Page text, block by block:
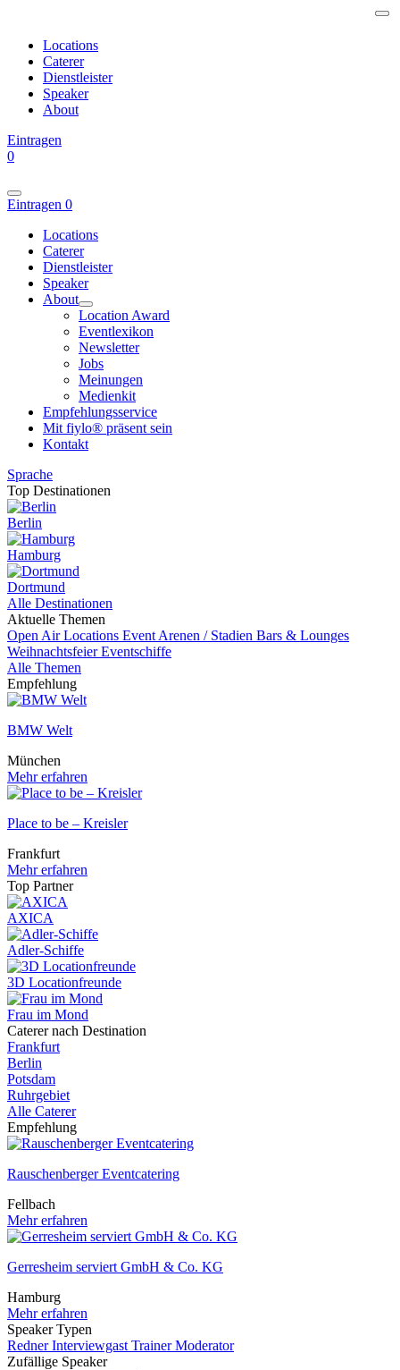
Locations
Caterer
Dienstleister
Speaker
About
Eintragen
0
Eintragen 0
Locations
Caterer
Dienstleister
Speaker
About
Location Award
Eventlexikon
Newsletter
Jobs
Meinungen
Medienkit
Empfehlungsservice
Mit fiylo® präsent sein
Kontakt
Sprache
Top Destinationen
Berlin
Hamburg
Dortmund
Alle Destinationen
Aktuelle Themen
Open Air Locations Event Arenen / Stadien Bars & Lounges
WeihnachtsfeierEventschiffe
Alle Themen
Empfehlung
BMW Welt
München
Mehr erfahren
Place to be – Kreisler
Frankfurt
Mehr erfahren
Top Partner
AXICA
Adler-Schiffe
3D Locationfreunde
Frau im Mond
Caterer nach Destination
Frankfurt
Berlin
Potsdam
Ruhrgebiet
Alle Caterer
Empfehlung
Rauschenberger Eventcatering
Fellbach
Mehr erfahren
Gerresheim serviert GmbH & Co. KG
Hamburg
Mehr erfahren
Speaker Typen
RednerInterviewgast TrainerModerator
Zufällige Speaker